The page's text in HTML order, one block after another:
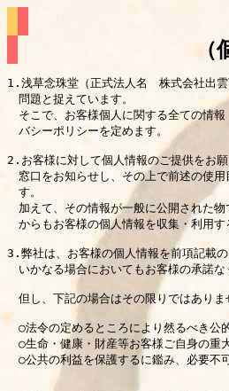
1.浅草念珠堂（正式法人名　株式会社出
問題と捉えています。
そこで、お客様個人に関する全ての情
バシーポリシーを定めます。
2.お客様に対して個人情報のご提供をお
窓口をお知らせし、その上で前述の使
す。
加えて、その情報が一般に公開された
からもお客様の個人情報を収集・利用す
3.弊社は、お客様の個人情報を前項記載
いかなる場合においてもお客様の承諾
但し、下記の場合はその限りではありま
○法令の定めるところにより然るべき公
○生命・健康・財産等お客様ご自身の重
○公共の利益を保護するに鑑み、必要不